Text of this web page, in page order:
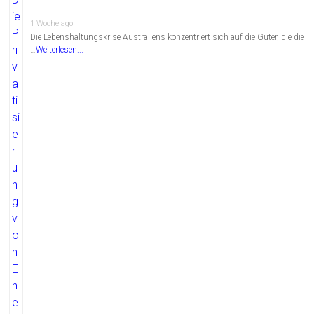
1 Woche ago
Die Lebenshaltungskrise Australiens konzentriert sich auf die Güter, die die
…Weiterlesen...